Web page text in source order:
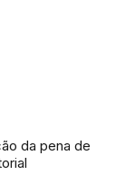
da pena de